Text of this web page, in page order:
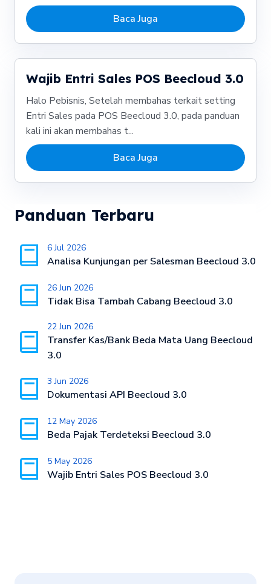
Baca Juga
Wajib Entri Sales POS Beecloud 3.0
Halo Pebisnis, Setelah membahas terkait setting
Entri Sales pada POS Beecloud 3.0, pada panduan
kali ini akan membahas t...
Baca Juga
Panduan Terbaru
6 Jul 2026
Analisa Kunjungan per Salesman Beecloud 3.0
26 Jun 2026
Tidak Bisa Tambah Cabang Beecloud 3.0
22 Jun 2026
Transfer Kas/Bank Beda Mata Uang Beecloud
3.0
3 Jun 2026
Dokumentasi API Beecloud 3.0
12 May 2026
Beda Pajak Terdeteksi Beecloud 3.0
5 May 2026
Wajib Entri Sales POS Beecloud 3.0